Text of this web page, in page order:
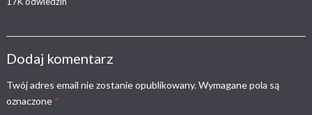
Dodaj komentarz
Twój adres email nie zostanie opublikowany.Wymagane pola są
oznaczone *